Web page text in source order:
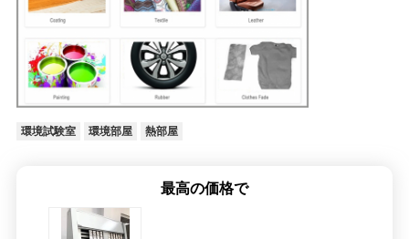
い
環境試験室 環境部屋 熱部屋
最高の価格で